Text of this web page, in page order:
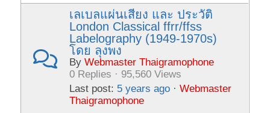
เลเบลแผ่นเสียง และ ประวัติ
London Classical ffrr/ffss
Labelography (1949-1970s)
โดย ลุงพง
ByWebmaster Thaigramophone
0 Replies · 95,560 Views
Last post: 5 years ago ·Webmaster
Thaigramophone